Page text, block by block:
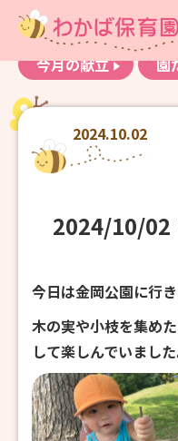
お知らせ
わか
今月の献立
園
2024.10.02
2024/10/02
今日は金岡公園に行き
木の実や小枝を集め
して楽しんでいました